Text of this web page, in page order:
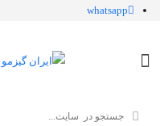
whatsapp